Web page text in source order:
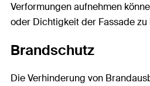
Verformungen aufnehmen
oder Dichtigkeit der Fassade
Brandschutz
Die Verhinderung von